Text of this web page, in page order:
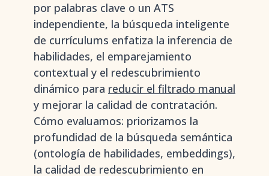
por palabras clave o un ATS
independiente, la búsqueda inteligente
de currículums enfatiza la inferencia de
habilidades, el emparejamiento
contextual y el redescubrimiento
dinámico para reducir el filtrado manual
y mejorar la calidad de contratación.
Cómo evaluamos: priorizamos la
profundidad de la búsqueda semántica
(ontología de habilidades, embeddings),
la calidad de redescubrimiento en